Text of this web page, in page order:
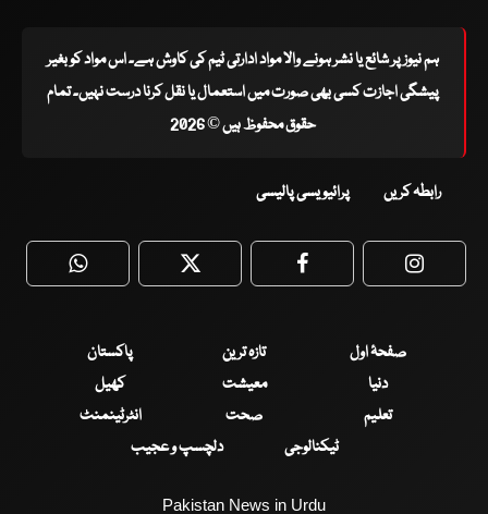
ہم نیوز پر شائع یا نشر ہونے والا مواد ادارتی ٹیم کی کاوش ہے۔ اس مواد کو بغیر
پیشگی اجازت کسی بھی صورت میں استعمال یا نقل کرنا درست نہیں۔ تمام
حقوق محفوظ ہیں © 2026
رابطہ کریں پرائیویسی پالیسی
WhatsApp Twitter Facebook
صفحۂ اول تازہ ترین
پاکستان
دنیا
معیشت
کھیل
تعلیم
صحت
انٹرٹینمنٹ
ٹیکنالوجی
دلچسپ و عجیب
Pakistan News in Urdu